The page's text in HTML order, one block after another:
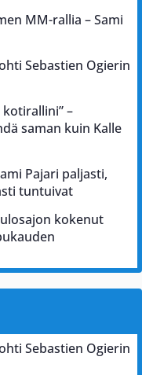
MM-rallia – Sami
Sebastien Ogierin
–
saman kuin Kalle
Pajari paljasti,
tuntuivat
kokenut
Sebastien Ogierin